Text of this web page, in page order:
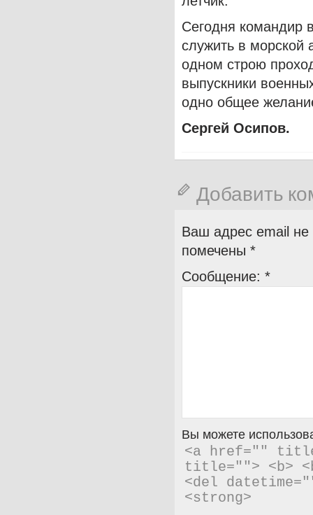
Сегодня командир
служить в
одном строю
выпускники
одно общее
Сергей Осипов.
Добавить
Ваш адрес email не
помечены *
Сообщение: *
Вы можете
<a href=""
title=""> <b>
<del
<strong>